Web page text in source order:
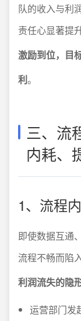
队的收入与利
责任心显著提
激励到位，目
利。
三、流
内耗、
1、流程
即使数据互通
流程不畅而陷
利润流失的隐
运营部门发